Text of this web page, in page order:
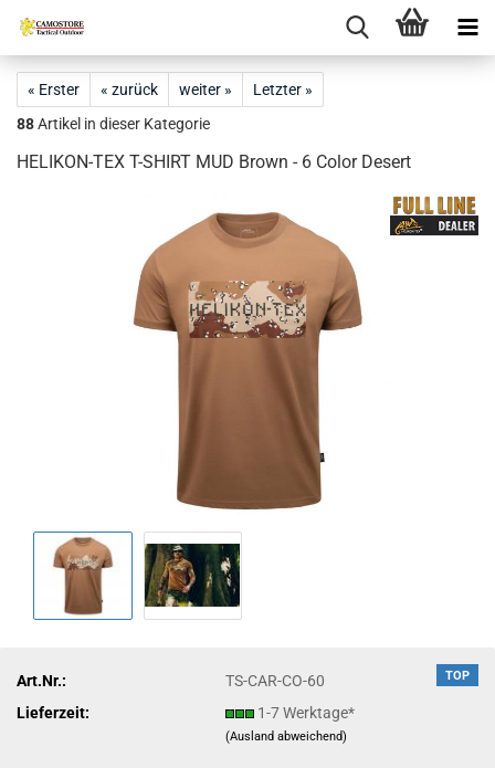
« Erster « zurück weiter »
Letzter »
88Artikel in dieser Kategorie
HELIKON-TEX T-SHIRT MUD Brown - 6 Color Desert
TOP
Art.Nr.:
TS-CAR-CO-60
Lieferzeit:
1-7 Werktage*
(Ausland abweichend)